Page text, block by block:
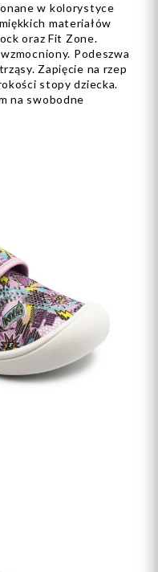
w kolorystyce
materiałów
oraz Fit Zone.
Podeszwa
Zapięcie na rzep
stopy dziecka.
na swobodne